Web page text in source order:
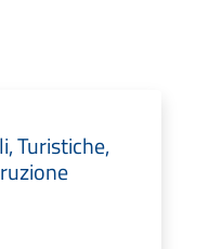
Turistiche,